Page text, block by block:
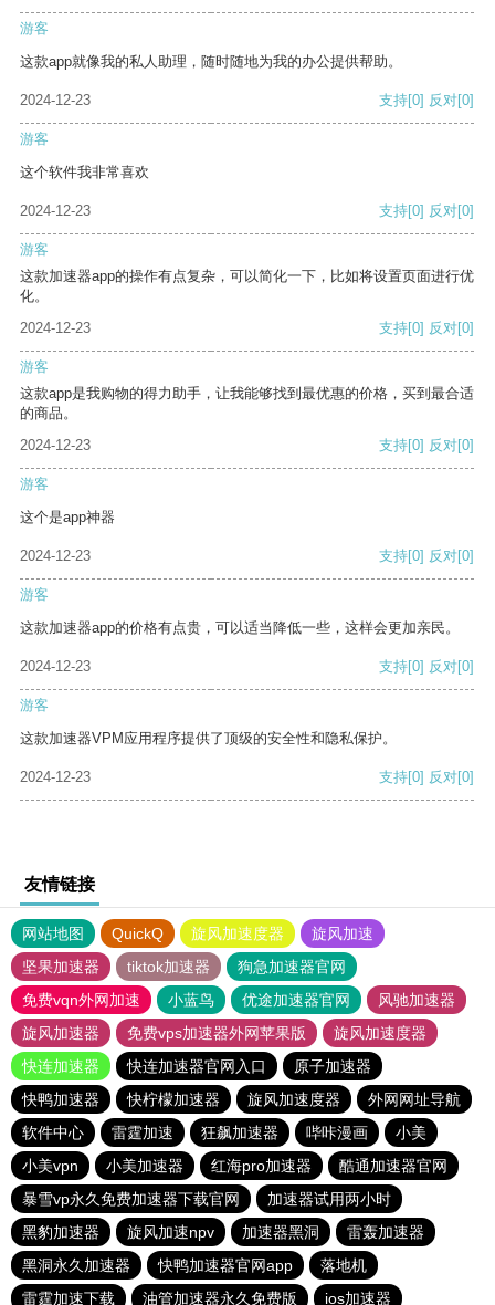
游客
这款app就像我的私人助理，随时随地为我的办公提供帮助。
2024-12-23 支持[0] 反对[0]
游客
这个软件我非常喜欢
2024-12-23 支持[0] 反对[0]
游客
这款加速器app的操作有点复杂，可以简化一下，比如将设置页面进行优
化。
2024-12-23
支持[0] 反对[0]
游客
这款app是我购物的得力助手，让我能够找到最优惠的价格，买到最合适
的商品。
2024-12-23
支持[0] 反对[0]
游客
这个是app神器
2024-12-23 支持[0] 反对[0]
游客
这款加速器app的价格有点贵，可以适当降低一些，这样会更加亲民。
2024-12-23 支持[0] 反对[0]
游客
这款加速器VPM应用程序提供了顶级的安全性和隐私保护。
2024-12-23 支持[0] 反对[0]
友情链接
网站地图 QuickQ 旋风加速度器
旋风加速
坚果加速器
tiktok加速器
狗急加速器官网
免费vqn外网加速
小蓝鸟 优途加速器官网
风驰加速器
旋风加速器
免费vps加速器外网苹果版
旋风加速度器
快连加速器
快连加速器官网入口
原子加速器
快鸭加速器
快柠檬加速器 旋风加速度器
外网网址导航
软件中心
雷霆加速 狂飙加速器 哔咔漫画
小美
小美vpn
小美加速器 红海pro加速器
酷通加速器官网
暴雪vp永久免费加速器下载官网
加速器试用两小时
黑豹加速器
旋风加速npv 加速器黑洞
雷轰加速器
黑洞永久加速器
快鸭加速器官网app
落地机
雷霆加速下载
油管加速器永久免费版 ios加速器